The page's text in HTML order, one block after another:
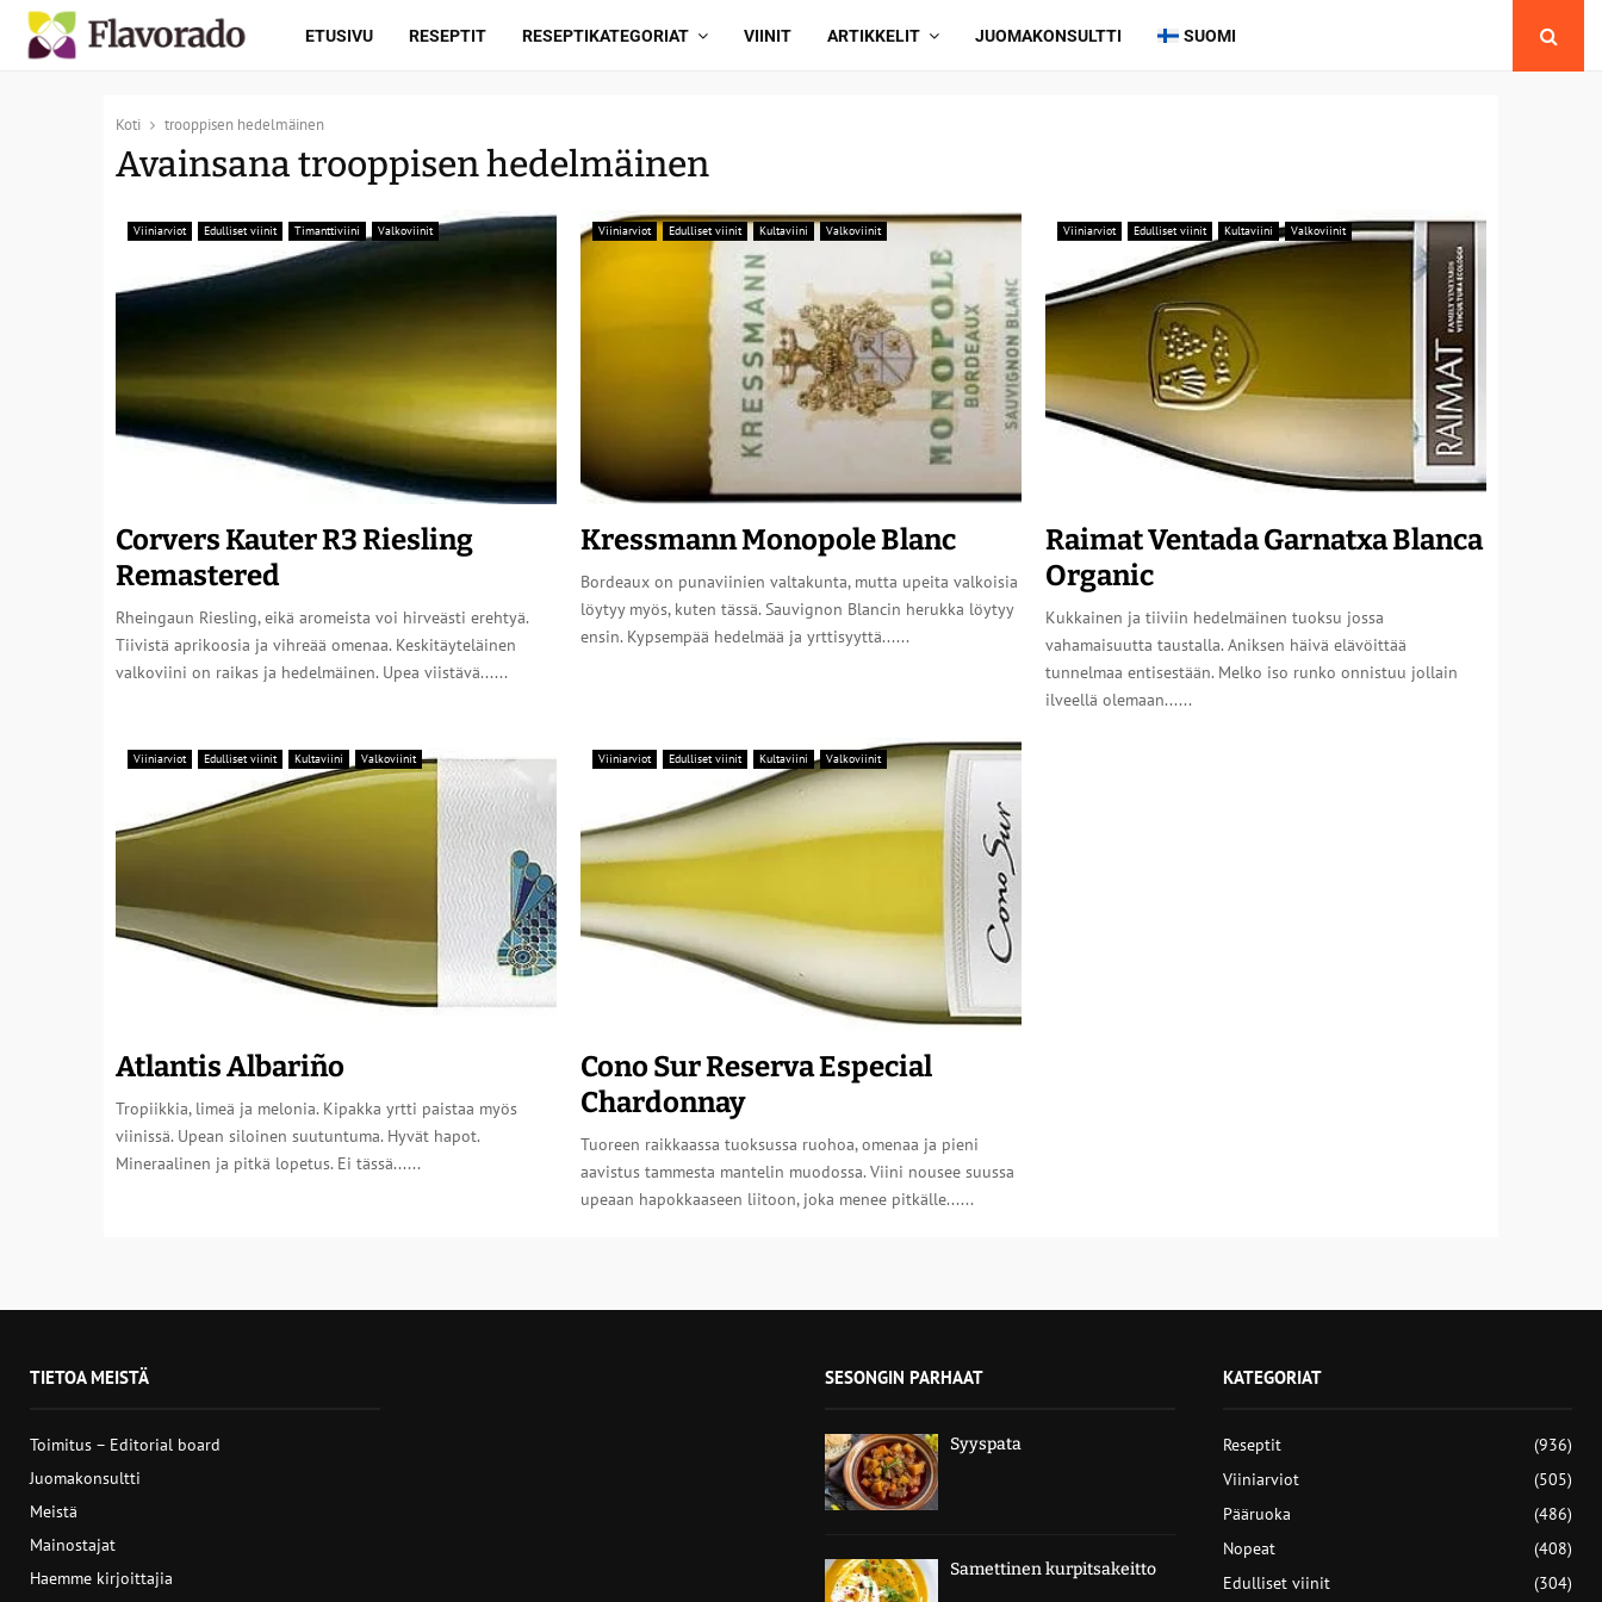
ETUSIVU RESEPTIT RESEPTIKATEGORIAT VIINIT ARTIKKELIT JUOMAKONSULTTI SUOMI
Koti trooppisen hedelmäinen
Avainsana trooppisen hedelmäinen
Viiniarviot Edulliset viinit Timanttiviini Valkoviinit
Corvers Kauter R3 Riesling
Remastered
Rheingaun Riesling, eikä aromeista voi hirveästi erehtyä.
Tiivistä aprikoosia ja vihreää omenaa. Keskitäyteläinen
valkoviini on raikas ja hedelmäinen. Upea viistävä......
Viiniarviot Edulliset viinit Kultaviini Valkoviinit
Kressmann Monopole Blanc
Bordeaux on punaviinien valtakunta, mutta upeita valkoisia
löytyy myös, kuten tässä. Sauvignon Blancin herukka löytyy
ensin. Kypsempää hedelmää ja yrttisyyttä......
Viiniarviot Edulliset viinit Kultaviini Valkoviinit
Raimat Ventada Garnatxa Blanca
Organic
Kukkainen ja tiiviin hedelmäinen tuoksu jossa
vahamaisuutta taustalla. Aniksen häivä elävöittää
tunnelmaa entisestään. Melko iso runko onnistuu jollain
ilveellä olemaan......
Viiniarviot Edulliset viinit Kultaviini Valkoviinit
Atlantis Albariño
Tropiikkia, limeä ja melonia. Kipakka yrtti paistaa myös
viinissä. Upean siloinen suutuntuma. Hyvät hapot.
Mineraalinen ja pitkä lopetus. Ei tässä......
Viiniarviot Edulliset viinit Kultaviini Valkoviinit
Cono Sur Reserva Especial
Chardonnay
Tuoreen raikkaassa tuoksussa ruohoa, omenaa ja pieni
aavistus tammesta mantelin muodossa. Viini nousee suussa
upeaan hapokkaaseen liitoon, joka menee pitkälle......
TIETOA MEISTÄ
Toimitus – Editorial board
Juomakonsultti
Meistä
Mainostajat
Haemme kirjoittajia
SESONGIN PARHAAT
Syyspata
Samettinen kurpitsakeitto
KATEGORIAT
Reseptit
(936)
Viiniarviot
(505)
Pääruoka
(486)
Nopeat
(408)
Edulliset viinit
(304)